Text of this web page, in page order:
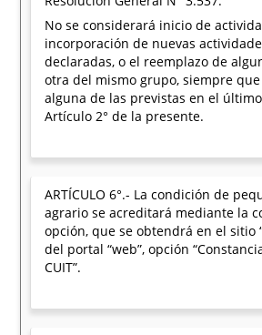
No se considerará inicio de
incorporación de nuevas
declaradas, o el reemplazo de
otra del mismo grupo, siempre
alguna de las previstas en el
Artículo 2° de la presente.
ARTÍCULO 6°.- La condición de
agrario se acreditará mediante la
opción, que se obtendrá en el sitio
del portal “web”, opción
CUIT”.